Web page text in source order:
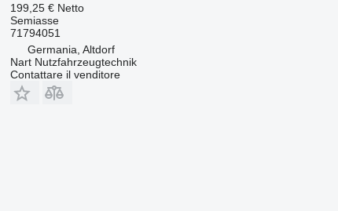
199,25 € Netto
Semiasse
71794051
Germania, Altdorf
Nart Nutzfahrzeugtechnik
Contattare il venditore